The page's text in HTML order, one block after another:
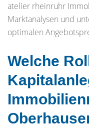
atelier rheinruhr
Marktanalysen und
optimalen
Welche